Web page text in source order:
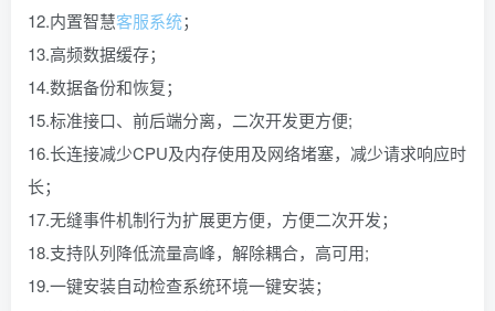
12.内置智慧客服系统；
13.高频数据缓存；
14.数据备份和恢复；
15.标准接口、前后端分离，二次开发更方便;
16.长连接减少CPU及内存使用及网络堵塞，减少请求响应时
长；
17.无缝事件机制行为扩展更方便，方便二次开发；
18.支持队列降低流量高峰，解除耦合，高可用;
19.一键安装自动检查系统环境一键安装；